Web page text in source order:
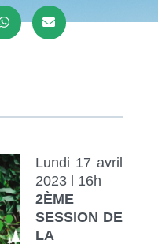
Lundi 17 avril
2023 l 16h
2ÈME
SESSION DE
LA